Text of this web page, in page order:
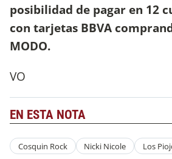
posibilidad de pagar en 12
con tarjetas BBVA
MODO.
VO
EN ESTA NOTA
Cosquin Rock Nicki Nicole Los